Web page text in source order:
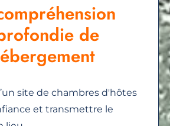
de
site de chambres d'hôtes
et transmettre le